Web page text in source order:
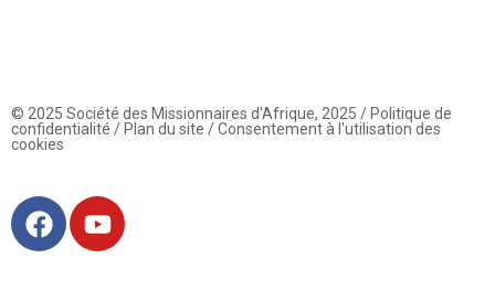
© 2025 Société des Missionnaires d'Afrique, 2025 / Politique de
confidentialité / Plan du site / Consentement à l'utilisation des
cookies